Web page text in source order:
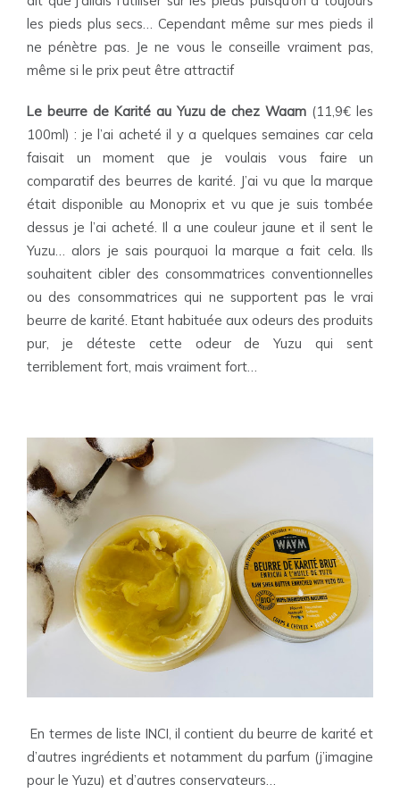
les pieds plus secs… Cependant même sur mes pieds il
ne pénètre pas. Je ne vous le conseille vraiment pas,
même si le prix peut être attractif
Le beurre de Karité au Yuzu de chez Waam (11,9€ les
100ml) : je l’ai acheté il y a quelques semaines car cela
faisait un moment que je voulais vous faire un
comparatif des beurres de karité. J’ai vu que la marque
était disponible au Monoprix et vu que je suis tombée
dessus je l’ai acheté. Il a une couleur jaune et il sent le
Yuzu… alors je sais pourquoi la marque a fait cela. Ils
souhaitent cibler des consommatrices conventionnelles
ou des consommatrices qui ne supportent pas le vrai
beurre de karité. Etant habituée aux odeurs des produits
pur, je déteste cette odeur de Yuzu qui sent
terriblement fort, mais vraiment fort…
En termes de liste INCI, il contient du beurre de karité et
d’autres ingrédients et notamment du parfum (j’imagine
pour le Yuzu) et d’autres conservateurs…